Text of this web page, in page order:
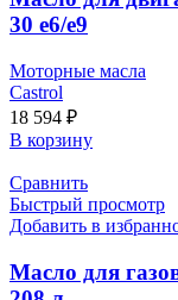
30 e6/e9
Моторные масла
Castrol
18 594 ₽
В корзину
Сравнить
Быстрый просмотр
Добавить в
Масло для